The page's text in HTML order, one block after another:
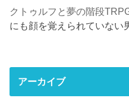
クトゥルフと夢の階段
にも顔を覚えられていない
アーカイブ